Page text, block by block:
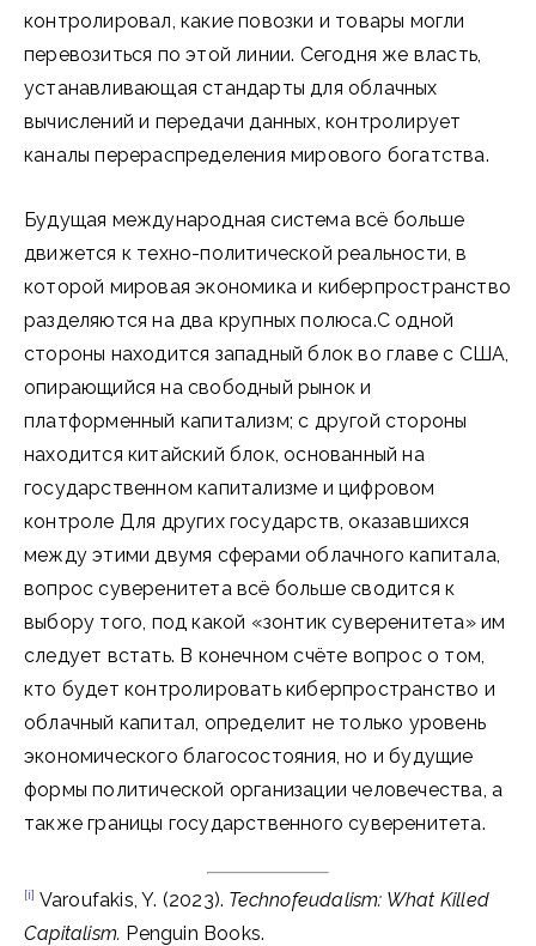
контролировал, какие повозки и товары могли
перевозиться по этой линии. Сегодня же власть,
устанавливающая стандарты для облачных
вычислений и передачи данных, контролирует
каналы перераспределения мирового богатства.
Будущая международная система всё больше
движется к техно-политической реальности, в
которой мировая экономика и киберпространство
разделяются на два крупных полюса.С одной
стороны находится западный блок во главе с США,
опирающийся на свободный рынок и
платформенный капитализм; с другой стороны
находится китайский блок, основанный на
государственном капитализме и цифровом
контроле Для других государств, оказавшихся
между этими двумя сферами облачного капитала,
вопрос суверенитета всё больше сводится к
выбору того, под какой «зонтик суверенитета» им
следует встать. В конечном счёте вопрос о том,
кто будет контролировать киберпространство и
облачный капитал, определит не только уровень
экономического благосостояния, но и будущие
формы политической организации человечества, а
также границы государственного суверенитета.
[i] Varoufakis, Y. (2023). Technofeudalism: What Killed
Capitalism. Penguin Books.